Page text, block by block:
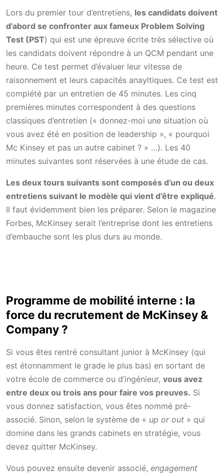
Lors du premier tour d’entretiens, les candidats doivent
d’abord se confronter aux fameux Problem Solving
Test (PST) qui est une épreuve écrite très sélective où
les candidats doivent répondre à un QCM pendant une
heure. Ce test permet d’évaluer leur vitesse de
raisonnement et leurs capacités anayltiques. Ce test est
complété par un entretien de 45 minutes. Les cinq
premières minutes correspondent à des questions
classiques d’entretien (« donnez-moi une situation où
vous avez été en position de leadership », « pourquoi
Mc Kinsey et pas un autre cabinet ? » …). Les 40
minutes suivantes sont réservées à une étude de cas.
Les deux tours suivants sont composés d’un ou deux
entretiens suivant le modèle qui vient d’être expliqué.
Il faut évidemment bien les préparer. Selon le magazine
Forbes, McKinsey serait l’entreprise dont les entretiens
d’embauche sont les plus durs au monde.
Programme de mobilité interne : la
force du recrutement de McKinsey &
Company ?
Si vous êtes rentré consultant junior à McKinsey (qui
est étonnamment le grade le plus bas) en sortant de
votre école de commerce ou d’ingénieur, vous avez
entre deux ou trois ans pour faire vos preuves. Si
vous donnez satisfaction, vous êtes nommé pré-
associé. Sinon, selon le système de « up or out » qui
domine dans les grands cabinets en stratégie, vous
devez quitter McKinsey.
Vous pouvez ensuite devenir associé, engagement